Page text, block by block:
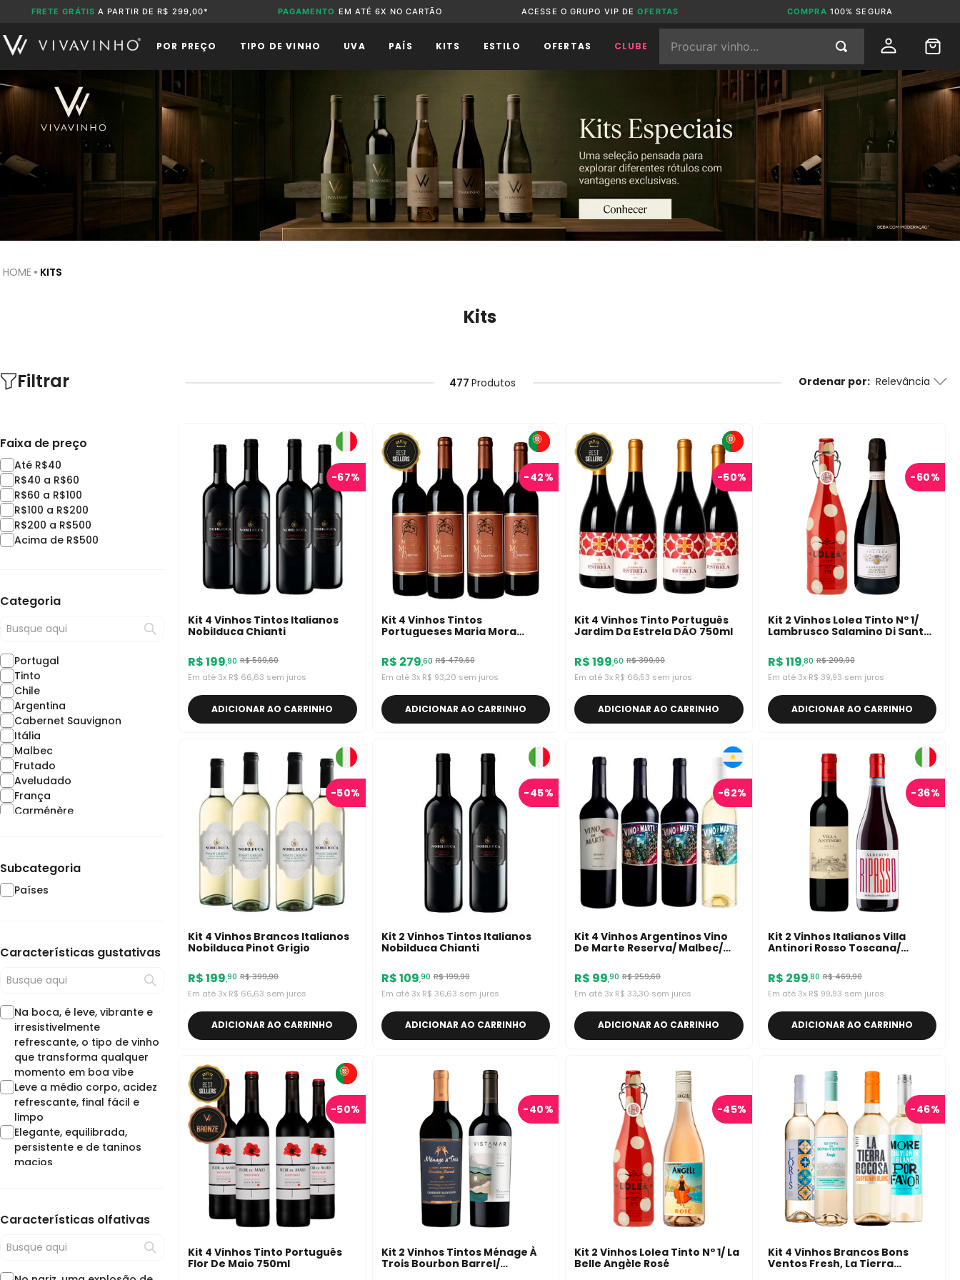
FRETE GRÁTIS A PARTIR DE R$ 299,00* PAGAMENTO EM ATÉ 6X NO CARTÃO ACESSE O GRUPO VIP DEOFERTAS COMPRA 100% SEGURA
POR PREÇO TIPO DE VINHO UVA PAÍS KITS ESTILO OFERTAS CLUBE
KITS
Kits
Filtrar
Faixa de preço
Até R$40
R$40 a R$60
R$60 a R$100
R$100 a R$200
R$200 a R$500
Acima de R$500
Categoria
Portugal
Tinto
Chile
Argentina
Cabernet Sauvignon
Itália
Malbec
Frutado
Aveludado
França
Carménère
Rosé
Chardonnay
Espumante
Sedoso
Pinot Grigio
Espanha
Alentejo
Syrah-Shiraz
Sangiovese
Bourgogne
Tempranillo
Primitivo
Merlot
Uruguai
Sicilia
Moscato
Montepulciano
Cabernet Franc
Brasil
Austrália
Subcategoria
Países
Características gustativas
Na boca, é leve, vibrante e
irresistivelmente
refrescante, o tipo de vinho
que transforma qualquer
momento em boa vibe
Leve a médio corpo, acidez
refrescante, final fácil e
limpo
Elegante, equilibrada,
persistente e de taninos
macios
persistente
cereja e mirtilo
Características olfativas
477 Produtos Ordenar por Relevância
-67%
Kit 4 Vinhos Tintos Italianos
Nobilduca Chianti
R$199,90 R$599,60
Em até 3x R$ 66,63 sem juros
ADICIONAR AO CARRINHO
-42%
Kit 4 Vinhos Tintos
Portugueses Maria Mora
R$ 279,60 R$479,60
Em até 3x R$ 93,20 sem juros
ADICIONAR AO CARRINHO
-50%
Kit 4 Vinhos Tinto Português
Jardim Da Estrela DÃO 750ml
R$199,60 R$399,90
Em até 3x R$ 66,53 sem juros
ADICIONAR AO CARRINHO
-60%
Kit 2 Vinhos Lolea Tinto Nº 1/
Lambrusco Salamino Di Santa
R$119,80 R$299,90
Em até 3x R$ 39,93 sem juros
ADICIONAR AO CARRINHO
-50%
Kit 4 Vinhos Brancos Italianos
Nobilduca Pinot Grigio
R$199,90 R$399,90
Em até 3x R$ 66,63 sem juros
ADICIONAR AO CARRINHO
-45%
Kit 2 Vinhos Tintos Italianos
Nobilduca Chianti
R$109,90 R$199,90
Em até 3x R$ 36,63 sem juros
ADICIONAR AO CARRINHO
-62%
Kit 4 Vinhos Argentinos Vino
De Marte Reserva/ Malbec/
R$ 99,90 R$259,60
Em até 3x R$ 33,30 sem juros
ADICIONAR AO CARRINHO
-36%
Kit 2 Vinhos Italianos Villa
Antinori Rosso Toscana/
R$ 299,80 R$469,90
Em até 3x R$ 99,93 sem juros
ADICIONAR AO CARRINHO
-50%
Kit 4 Vinhos Tinto Português
Flor De Maio 750ml
-40%
Kit 2 Vinhos Tintos Ménage À
Trois Bourbon Barrel/
-45%
Kit 2 Vinhos Lolea Tinto Nº 1/ La
Belle Angèle Rosé
-46%
Kit 4 Vinhos Brancos Bons
Ventos Fresh, La Tierra